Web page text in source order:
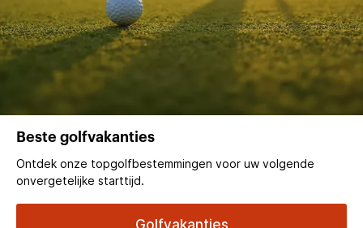
Beste golfvakanties
Ontdek onze topgolfbestemmingen voor uw volgende
onvergetelijke starttijd.
Golfvakanties